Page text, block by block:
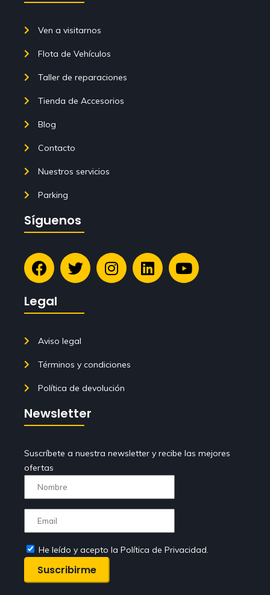
Ven a visitarnos
Flota de Vehículos
Taller de reparaciones
Tienda de Accesorios
Blog
Contacto
Nuestros servicios
Parking
Síguenos
Legal
Aviso legal
Términos y condiciones
Política de devolución
Newsletter
Suscríbete a nuestra newsletter y recibe las mejores
ofertas
He leído y acepto la Política de Privacidad.